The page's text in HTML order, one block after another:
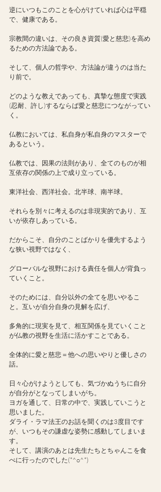
逆にいつもこのことを心がけていれば心は平穏
で、健康である。
宗教間の違いは、その良き資質(愛と慈悲)を高め
るための方法論である。
そして、個人の哲学や、方法論が違うのは当た
り前で。
どのような教えであっても、真摯な態度で実践
(忍耐、許し)するならば愛と慈悲につながってい
く。
仏教においては、私自身が私自身のマスターで
あるという。
仏教では、因果の法則があり、全てのものが相
互依存の関係の上で成り立っている。
東洋社会、西洋社会。北半球、南半球。
それらを別々に考えるのは非現実的であり、互
いが依存しあっている。
だからこそ、自分のことばかりを優先するよう
な狭い視野ではなく、
グローバルな視野における責任を個人が背負っ
ていくこと。
そのためには、自分以外の全てを思いやるこ
と。互いが自分自身の見解を広げ、
多角的に現実を見て、相互関係を見ていくこと
が仏教の視野を生活に活かすことである。
全体的に愛と慈悲＝他への思いやりと優しさの
話。
日々心がけようとしても、気づかぬうちに自分
が自分がとなってしまいがち。
ヨガを通して、日常の中で、実践していこうと
思いました。
ダライ・ラマ法王のお話を聞くのは3度目です
が、いつもその謙虚な姿勢に感動してしまいま
す。
そして、講演のあとは先生たちとちゃんこを食
べに行ったのでした(*^o^*)